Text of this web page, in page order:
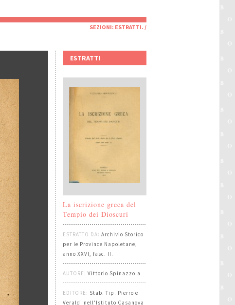
SEZIONI: ESTRATTI. /
ESTRATTI
La iscrizione greca del
Tempio dei Dioscuri
ESTRATTO DA: Archivio Storico
per le Province Napoletane,
anno XXVI, fasc. II.
AUTORE: Vittorio Spinazzola
EDITORE: Stab. Tip. Pierro e
Veraldi nell'Istituto Casanova